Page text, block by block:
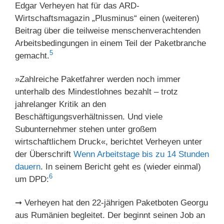
Edgar Verheyen hat für das ARD-
Wirtschaftsmagazin „Plusminus“ einen (weiteren)
Beitrag über die teilweise menschenverachtenden
Arbeitsbedingungen in einem Teil der Paketbranche
gemacht.5
»Zahlreiche Paketfahrer werden noch immer
unterhalb des Mindestlohnes bezahlt – trotz
jahrelanger Kritik an den
Beschäftigungsverhältnissen. Und viele
Subunternehmer stehen unter großem
wirtschaftlichem Druck«, berichtet Verheyen unter
der Überschrift Wenn Arbeitstage bis zu 14 Stunden
dauern. In seinem Bericht geht es (wieder einmal)
um DPD:6
➞ Verheyen hat den 22-jährigen Paketboten Georgu
aus Rumänien begleitet. Der beginnt seinen Job an